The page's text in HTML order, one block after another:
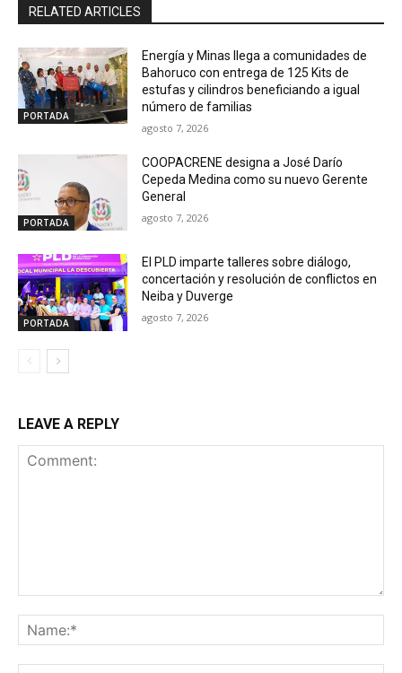
RELATED ARTICLES
PORTADA
Energía y Minas llega a comunidades de
Bahoruco con entrega de 125 Kits de
estufas y cilindros beneficiando a igual
número de familias
agosto 7, 2026
PORTADA
COOPACRENE designa a José Darío
Cepeda Medina como su nuevo Gerente
General
agosto 7, 2026
PORTADA
El PLD imparte talleres sobre diálogo,
concertación y resolución de conflictos en
Neiba y Duverge
agosto 7, 2026
LEAVE A REPLY